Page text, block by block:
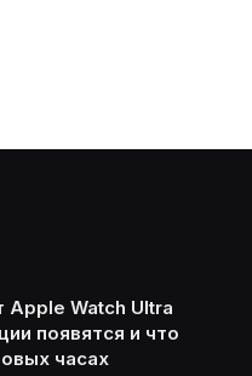
Apple Watch Ultra
появятся и что
часах